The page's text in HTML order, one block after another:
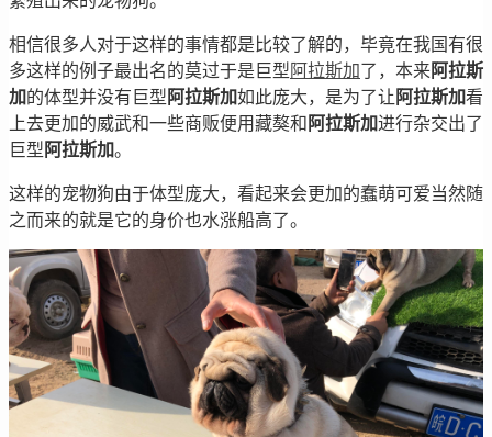
相信很多人对于这样的事情都是比较了解的，毕竟在我国有很
多这样的例子最出名的莫过于是巨型 阿拉斯加了，本来阿拉斯
加的体型并没有巨型 阿拉斯加如此庞大，是为了让 阿拉斯加看
上去更加的威武和一些商贩便用藏獒和 阿拉斯加进行杂交出了
巨型 阿拉斯加。
这样的宠物狗由于体型庞大，看起来会更加的蠢萌可爱当然随
之而来的就是它的身价也水涨船高了。